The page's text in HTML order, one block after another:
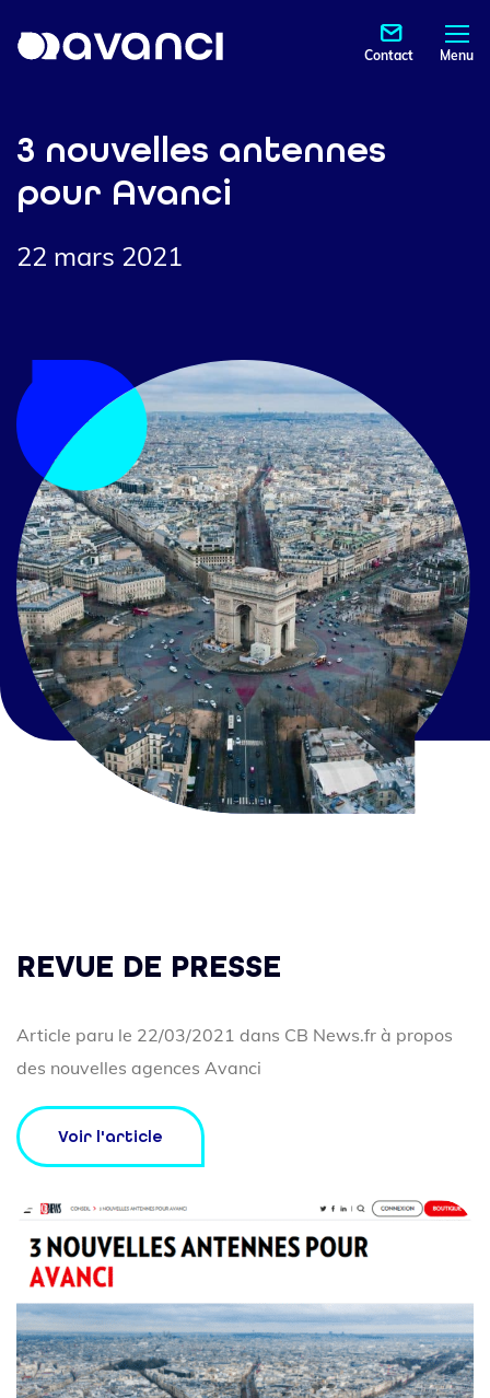
Contact Menu
3 nouvelles antennes
pour Avanci
22 mars 2021
REVUE DE PRESSE
Article paru le 22/03/2021 dans CB News.fr à propos
des nouvelles agences Avanci
Voir l'article